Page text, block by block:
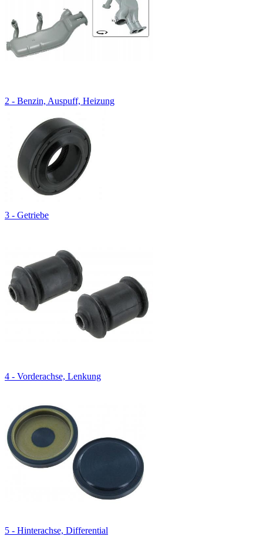
2 - Benzin, Auspuff, Heizung
3 - Getriebe
4 - Vorderachse, Lenkung
5 - Hinterachse, Differential